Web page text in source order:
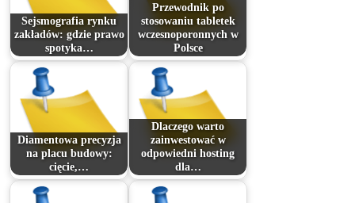
Sejsmografia rynku
zakładów: gdzie prawo
spotyka…
Przewodnik po
stosowaniu tabletek
wczesnoporonnych w
Polsce
Diamentowa precyzja
na placu budowy:
cięcie,…
Dlaczego warto
zainwestować w
odpowiedni hosting
dla…